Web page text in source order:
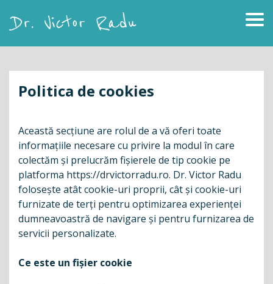
Politica de cookies
Această secțiune are rolul de a vă oferi toate
informațiile necesare cu privire la modul în care
colectăm și prelucrăm fișierele de tip cookie pe
platforma https://drvictorradu.ro. Dr. Victor Radu
folosește atât cookie-uri proprii, cât și cookie-uri
furnizate de terți pentru optimizarea experienței
dumneavoastră de navigare și pentru furnizarea de
servicii personalizate.
Ce este un fișier cookie